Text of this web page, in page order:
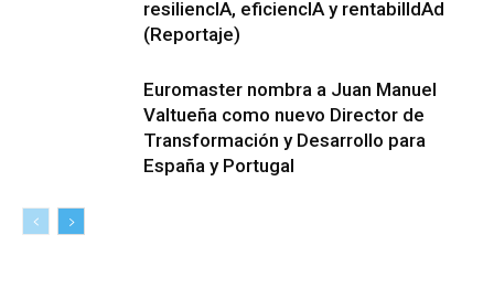
resiliencIA, eficiencIA y rentabilIdAd
(Reportaje)
Euromaster nombra a Juan Manuel
Valtueña como nuevo Director de
Transformación y Desarrollo para
España y Portugal